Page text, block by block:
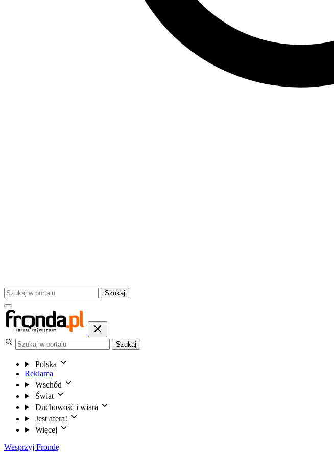
Szukaj
Szukaj
Polska
Reklama
Wschód
Świat
Duchowość i wiara
Jest afera!
Więcej
Wesprzyj Frondę